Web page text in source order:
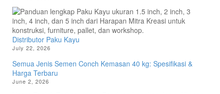
Distributor Paku Kayu
July 22, 2026
Semua Jenis Semen Conch Kemasan 40 kg: Spesifikasi &
Harga Terbaru
June 2, 2026